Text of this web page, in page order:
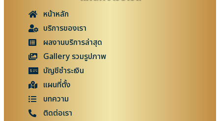
หน้าหลัก
บริการของเรา
ผลงานบริการล่าสุด
Gallery รวมรูปภาพ
บัญชีชำระเงิน
แผนที่ตั้ง
บทความ
ติดต่อเรา